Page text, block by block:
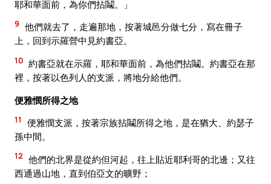
耶和華面前，為你們拈鬮。」
9 他們就去了，走遍那地，按著城邑分做七分，寫在冊子
上，回到示羅營中見約書亞。
10 約書亞就在示羅，耶和華面前，為他們拈鬮。約書亞在那
裡，按著以色列人的支派，將地分給他們。
便雅憫所得之地
11
便雅憫支派，按著宗族拈鬮所得之地，是在猶大、約瑟子
孫中間。
12 他們的北界是從約但河起，往上貼近耶利哥的北邊；又往
西通過山地，直到伯亞文的曠野；